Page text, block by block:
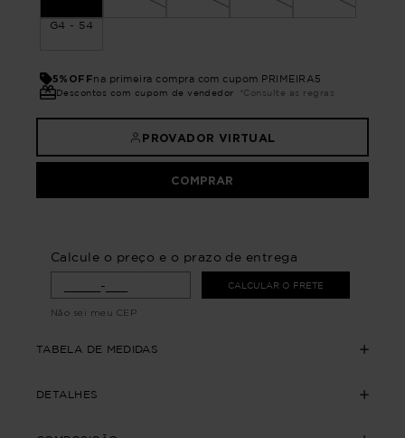
G4 - 54
5%OFFna primeira compra com cupom PRIMEIRA5
Descontos com cupom de vendedor *Consulte as regras
PROVADOR VIRTUAL
COMPRAR
Calcule o preço e o prazo de entrega
CALCULAR O FRETE
Não sei meu CEP
TABELA DE MEDIDAS
DETALHES